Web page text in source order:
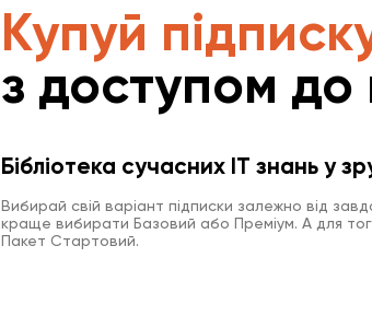
Купуй
з доступом до
Бібліотека сучасних IT знань у
Вибирай свій варіант підписки залежно від
краще вибирати Базовий або Преміум. А для
Пакет Стартовий.